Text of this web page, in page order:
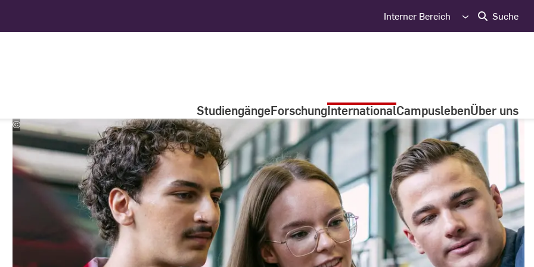
Interner Bereich Suche
StudiengängeForschungInternationalCampuslebenÜber uns
©
Studio
Steve